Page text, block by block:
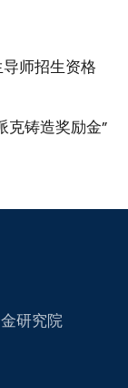
师招生资格
克铸造奖励金”
研究院